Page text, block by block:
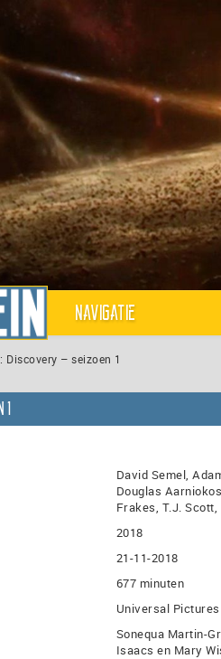
Navigatie
Discovery – seizoen 1
David Semel,
Douglas
Frakes, T.J.
2018
21-11-2018
677 minuten
Universal
Sonequa Martin-
Isaacs en Mary